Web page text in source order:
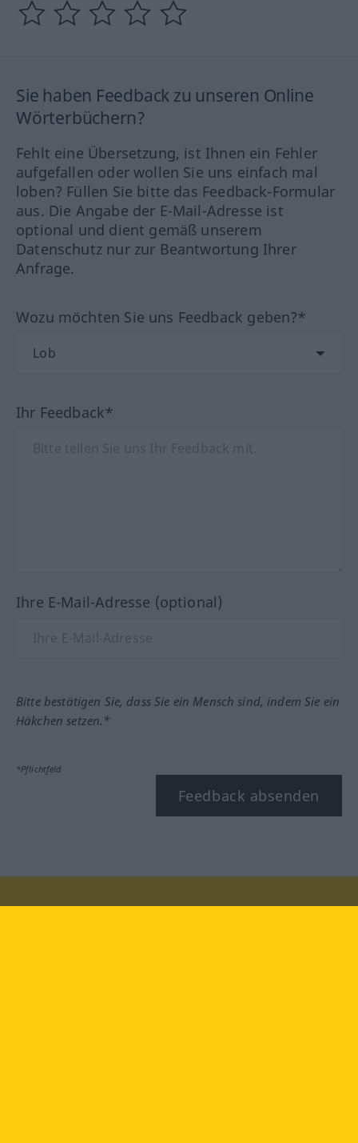
Sie haben Feedback zu unseren Online
Wörterbüchern?
Fehlt eine Übersetzung, ist Ihnen ein Fehler
aufgefallen oder wollen Sie uns einfach mal
loben? Füllen Sie bitte das Feedback-Formular
aus. Die Angabe der E-Mail-Adresse ist
optional und dient gemäß unserem
Datenschutz nur zur Beantwortung Ihrer
Anfrage.
Wozu möchten Sie uns Feedback geben?*
Ihr Feedback*
Ihre E-Mail-Adresse (optional)
Bitte bestätigen Sie, dass Sie ein Mensch sind, indem Sie ein
Häkchen setzen.*
*Pflichtfeld
Feedback absenden